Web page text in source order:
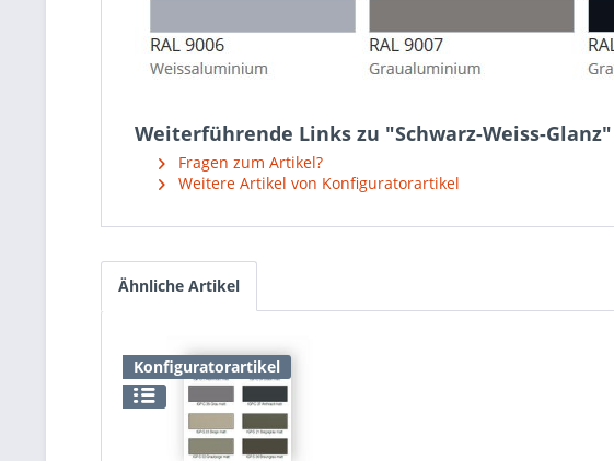
Weiterführende Links zu "Schwarz-Weiss-Glanz"
Fragen zum Artikel?
Weitere Artikel von Konfiguratorartikel
Ähnliche Artikel
Konfiguratorartikel